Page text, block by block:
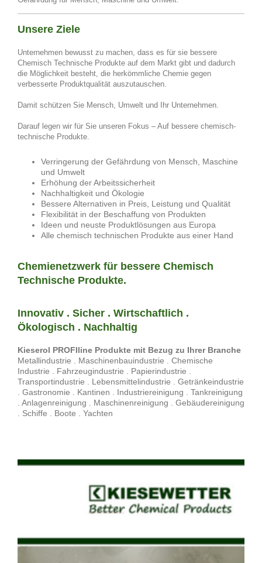
Unsere Ziele
Unternehmen bewusst zu machen, dass es für sie bessere
Chemisch Technische Produkte auf dem Markt gibt und dadurch
die Möglichkeit besteht, die herkömmliche Chemie gegen
verbesserte Produktqualität auszutauschen.
Damit schützen Sie Mensch, Umwelt und Ihr Unternehmen.
Darauf legen wir für Sie unseren Fokus – Auf bessere chemisch-
technische Produkte.
Verringerung der Gefährdung von Mensch, Maschine
und Umwelt
Erhöhung der Arbeitssicherheit
Nachhaltigkeit und Ökologie
Bessere Alternativen in Preis, Leistung und Qualität
Flexibilität in der Beschaffung von Produkten
Ideen und neuste Produktlösungen aus Europa
Alle chemisch technischen Produkte aus einer Hand
Chemienetzwerk für bessere Chemisch
Technische Produkte.
Innovativ . Sicher . Wirtschaftlich .
Ökologisch . Nachhaltig
Kieserol PROFIline Produkte mit Bezug zu Ihrer Branche
Metallindustrie . Maschinenbauindustrie . Chemische
Industrie . Fahrzeugindustrie . Papierindustrie .
Transportindustrie . Lebensmittelindustrie . Getränkeindustrie
. Gastronomie . Kantinen . Industriereinigung . Tankreinigung
. Anlagenreinigung . Maschinenreinigung . Gebäudereinigung
. Schiffe . Boote . Yachten